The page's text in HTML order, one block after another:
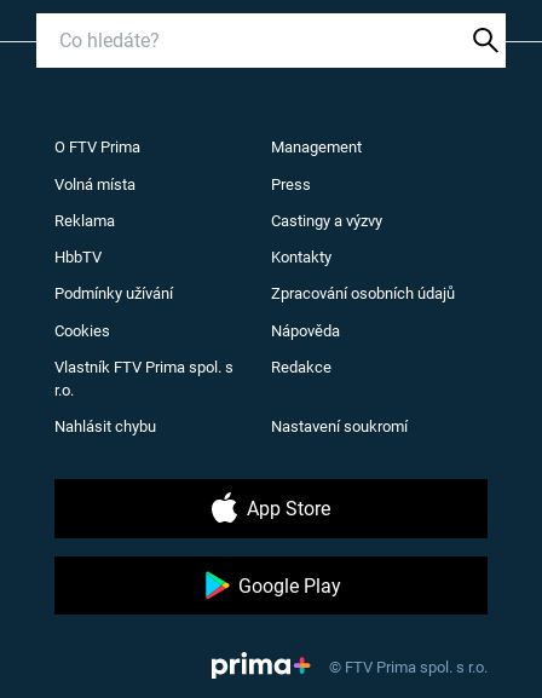
O FTV Prima Management
Volná místa Press
Reklama Castingy a výzvy
HbbTV Kontakty
Podmínky užívání Zpracování osobních údajů
Cookies Nápověda
Vlastník FTV Prima spol. s
r.o.
Redakce
Nahlásit chybu Nastavení soukromí
App Store
Google Play
© FTV Prima spol. s r.o.